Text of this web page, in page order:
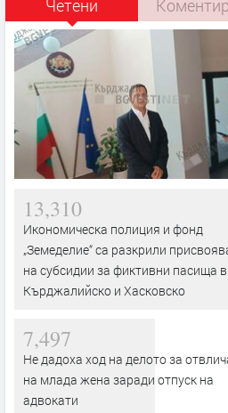
Четени
13,310
Икономическа полиция и фонд
„Земеделие“ са разкрили
на субсидии за фиктивни пасища в
Кърджалийско и Хасковско
7,497
Не дадоха ход на делото за
на млада жена заради отпуск на
адвокати